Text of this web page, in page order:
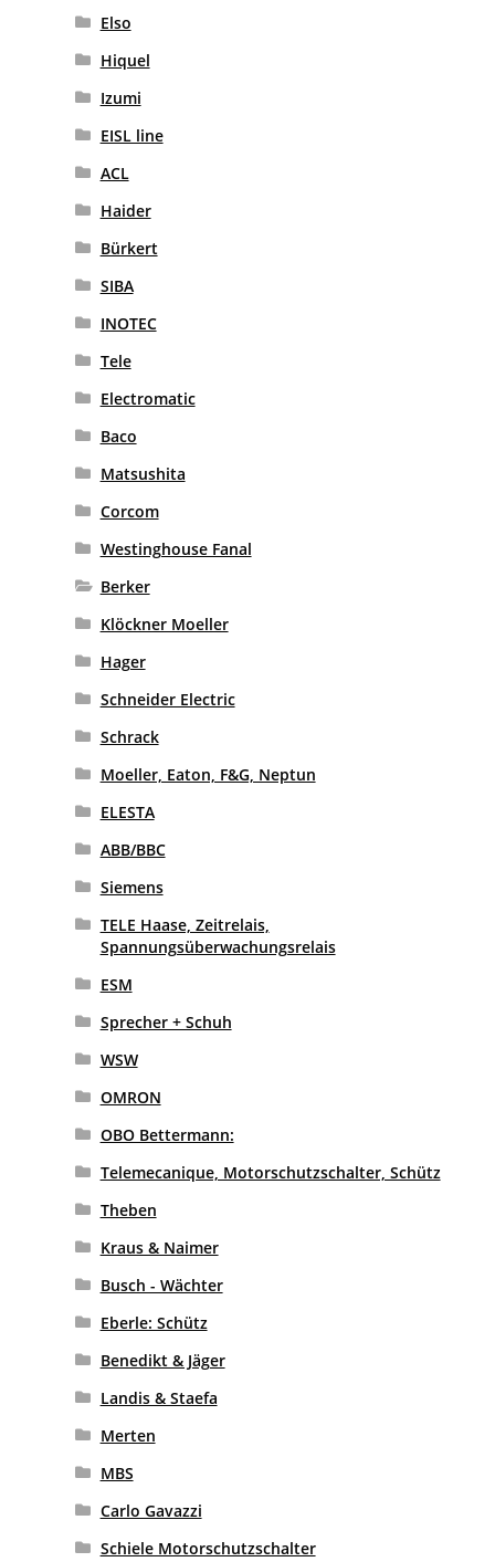
Elso
Hiquel
Izumi
EISL line
ACL
Haider
Bürkert
SIBA
INOTEC
Tele
Electromatic
Baco
Matsushita
Corcom
Westinghouse Fanal
Berker
Klöckner Moeller
Hager
Schneider Electric
Schrack
Moeller, Eaton, F&G, Neptun
ELESTA
ABB/BBC
Siemens
TELE Haase, Zeitrelais,
Spannungsüberwachungsrelais
ESM
Sprecher + Schuh
WSW
OMRON
OBO Bettermann:
Telemecanique, Motorschutzschalter, Schütz
Theben
Kraus & Naimer
Busch - Wächter
Eberle: Schütz
Benedikt & Jäger
Landis & Staefa
Merten
MBS
Carlo Gavazzi
Schiele Motorschutzschalter